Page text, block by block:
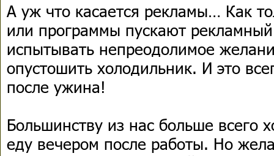
А уж что касается рекламы… Как
или программы пускают
испытывать непреодолимое
опустошить холодильник. И это
после ужина!
Большинству из нас больше всего
еду вечером после работы. Но